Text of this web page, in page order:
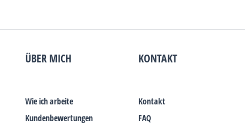
ÜBER MICH
Wie ich arbeite
Kundenbewertungen
KONTAKT
Kontakt
FAQ